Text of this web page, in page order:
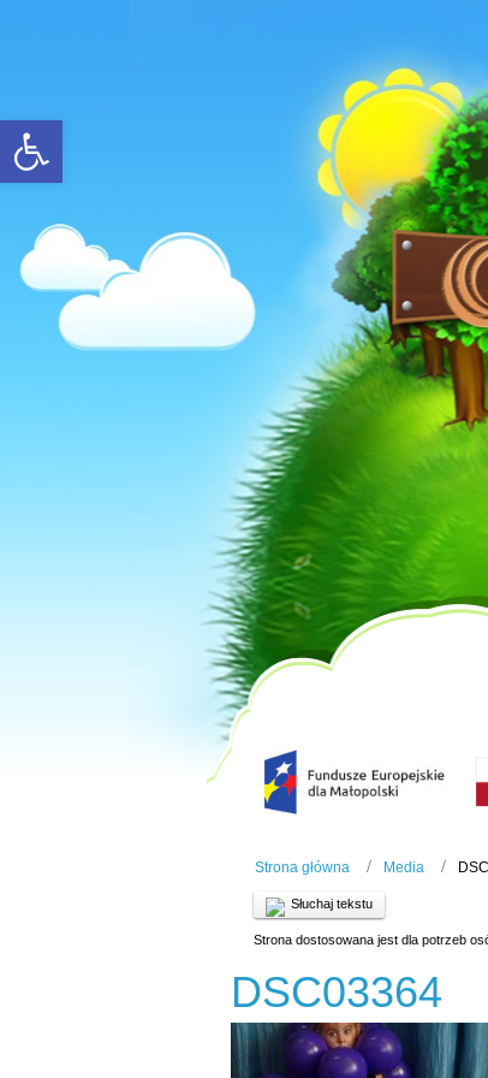
Open toolbar
Strona główna Media
Słuchaj tekstu
Strona dostosowana jest dla potrzeb
DSC03364